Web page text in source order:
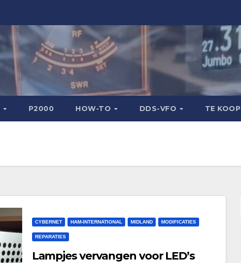
P2000 HOW-TO DDS-VFO TE KOOP
CYBERNET HAM-INTERNATIONAL MIDLAND MODIFICATIES
REPARATIES
Lampjes vervangen voor LED’s